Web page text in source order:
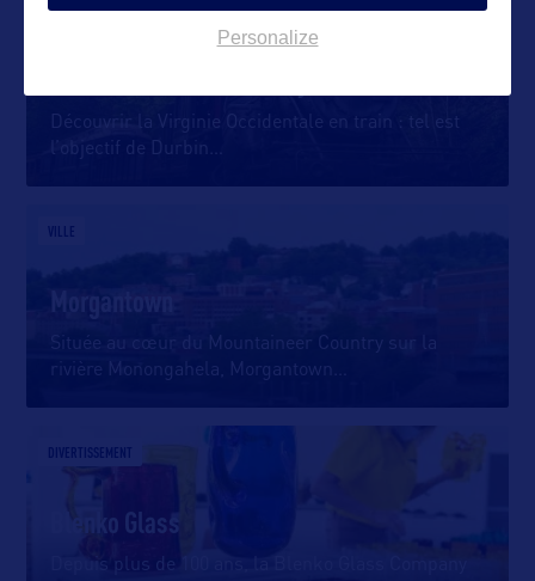
SITE NATUREL
Découvrir la Virginie Occidentale en train : tel est
l’objectif de Durbin
VILLE
Située au cœur du Mountaineer Country sur la
rivière Monongahela, Morgantown
DIVERTISSEMENT
Blenko Glass
Depuis plus de 100 ans, la Blenko Glass Company
Personalize